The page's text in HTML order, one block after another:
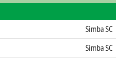
Simba SC
Simba SC